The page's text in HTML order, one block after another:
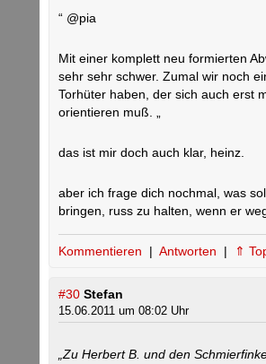
“ @pia
Mit einer komplett neu formierten
sehr sehr schwer. Zumal wir noch
Torhüter haben, der sich auch erst
orientieren muß. „
das ist mir doch auch klar, heinz.
aber ich frage dich nochmal, was
bringen, russ zu halten, wenn er
Kommentieren | Antworten | ⇑
#30 Stefan
15.06.2011 um 08:02 Uhr
„Zu Herbert B. und den